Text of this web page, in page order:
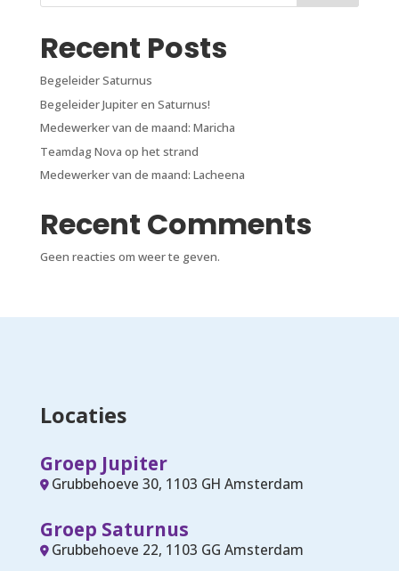
Recent Posts
Begeleider Saturnus
Begeleider Jupiter en Saturnus!
Medewerker van de maand: Maricha
Teamdag Nova op het strand
Medewerker van de maand: Lacheena
Recent Comments
Geen reacties om weer te geven.
Locaties
Groep Jupiter
Grubbehoeve 30, 1103 GH Amsterdam
Groep Saturnus
Grubbehoeve 22, 1103 GG Amsterdam